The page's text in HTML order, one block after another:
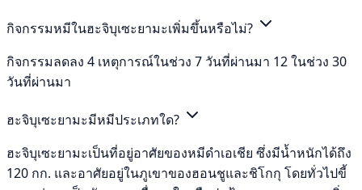
กิจกรรมหมีในฮะจิบุเซะยามะเพิ่มขึ้นหรือไม่?
กิจกรรมลดลง 4 เหตุการณ์ในช่วง 7 วันที่ผ่านมา 12 ในช่วง 30
วันที่ผ่านมา
ฮะจิบุเซะยามะมีหมีประเภทใด?
ฮะจิบุเซะยามะเป็นที่อยู่อาศัยของหมีดำเอเชีย ซึ่งมีน้ำหนักได้ถึง
120 กก. และอาศัยอยู่ในภูเขาของฮอนชูและชิโกกุ โดยทั่วไปขี้